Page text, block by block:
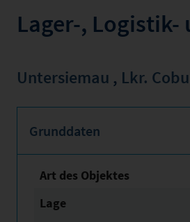
Lager-,
Untersiemau , Lkr.
Grunddaten
Art des Objektes
Lage